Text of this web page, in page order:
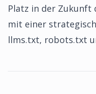
Platz in der Zukunft
mit einer
llms.txt, robots.txt